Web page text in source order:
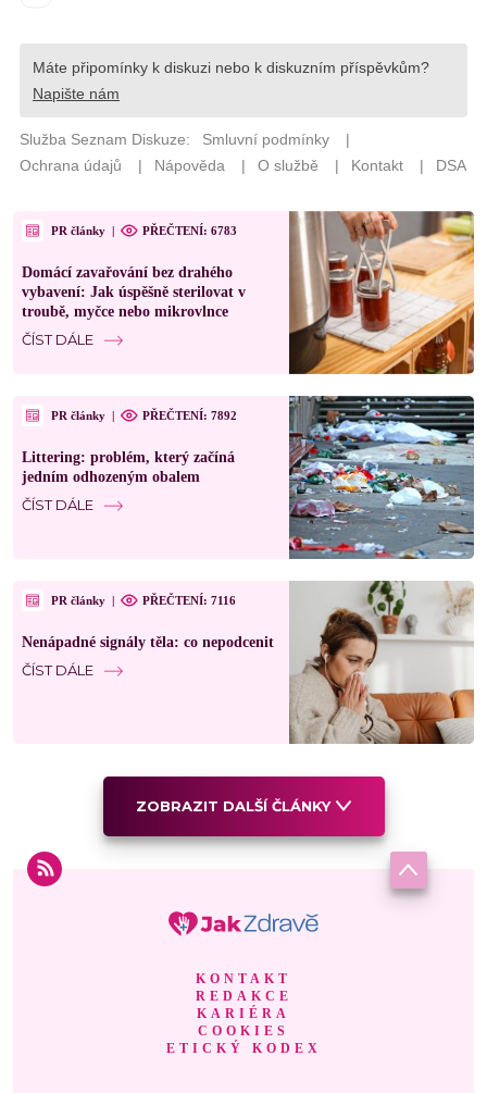
PR články | PŘEČTENÍ: 6783
Domácí zavařování bez drahého
vybavení: Jak úspěšně sterilovat v
troubě, myčce nebo mikrovlnce
ČÍST DÁLE
PR články | PŘEČTENÍ: 7892
Littering: problém, který začíná
jedním odhozeným obalem
ČÍST DÁLE
PR články | PŘEČTENÍ: 7116
Nenápadné signály těla: co nepodcenit
ČÍST DÁLE
ZOBRAZIT DALŠÍ ČLÁNKY
KONTAKT
REDAKCE
KARIÉRA
COOKIES
ETICKÝ KODEX